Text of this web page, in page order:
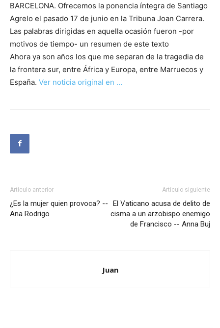
BARCELONA. Ofrecemos la ponencia íntegra de Santiago
Agrelo el pasado 17 de junio en la Tribuna Joan Carrera.
Las palabras dirigidas en aquella ocasión fueron -por
motivos de tiempo- un resumen de este texto
Ahora ya son años los que me separan de la tragedia de
la frontera sur, entre África y Europa, entre Marruecos y
España. Ver noticia original en …
Artículo anterior
¿Es la mujer quien provoca? --
Ana Rodrigo
Artículo siguiente
El Vaticano acusa de delito de
cisma a un arzobispo enemigo
de Francisco -- Anna Buj
Juan